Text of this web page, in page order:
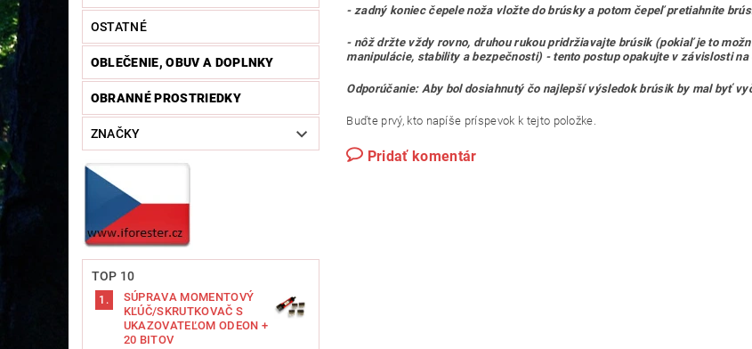
OSTATNÉ
OBLEČENIE, OBUV A DOPLNKY
OBRANNÉ PROSTRIEDKY
ZNAČKY
TOP 10
SÚPRAVA MOMENTOVÝ
KĽÚČ/SKRUTKOVAČ S
UKAZOVATEĽOM ODEON +
20 BITOV
- zadný koniec čepele noža vložte do brúsky a potom čepeľ pretiahnite
- nôž držte vždy rovno, druhou rukou pridržiavajte brúsik (pokiaľ je to
manipulácie, stability a bezpečnosti) - tento postup opakujte v závislosti na
Odporúčanie: Aby bol dosiahnutý čo najlepší výsledok brúsik by mal byť
Buďte prvý, kto napíše príspevok k tejto položke.
Pridať komentár